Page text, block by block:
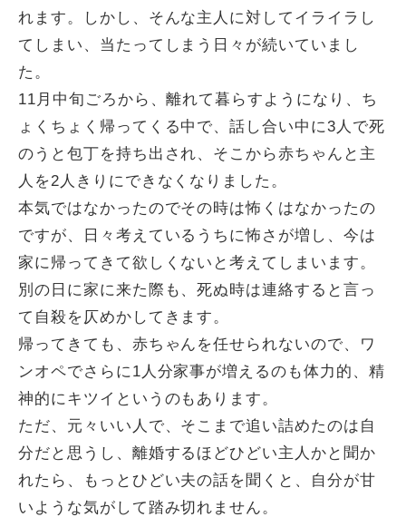
れます。しかし、そんな主人に対してイライラし
てしまい、当たってしまう日々が続いていまし
た。
11月中旬ごろから、離れて暮らすようになり、ち
ょくちょく帰ってくる中で、話し合い中に3人で死
のうと包丁を持ち出され、そこから赤ちゃんと主
人を2人きりにできなくなりました。
本気ではなかったのでその時は怖くはなかったの
ですが、日々考えているうちに怖さが増し、今は
家に帰ってきて欲しくないと考えてしまいます。
別の日に家に来た際も、死ぬ時は連絡すると言っ
て自殺を仄めかしてきます。
帰ってきても、赤ちゃんを任せられないので、ワ
ンオペでさらに1人分家事が増えるのも体力的、精
神的にキツイというのもあります。
ただ、元々いい人で、そこまで追い詰めたのは自
分だと思うし、離婚するほどひどい主人かと聞か
れたら、もっとひどい夫の話を聞くと、自分が甘
いような気がして踏み切れません。